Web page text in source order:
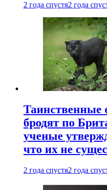
2 года спустя2 года
бродят по
ученые
что их не
2 года спустя2 года